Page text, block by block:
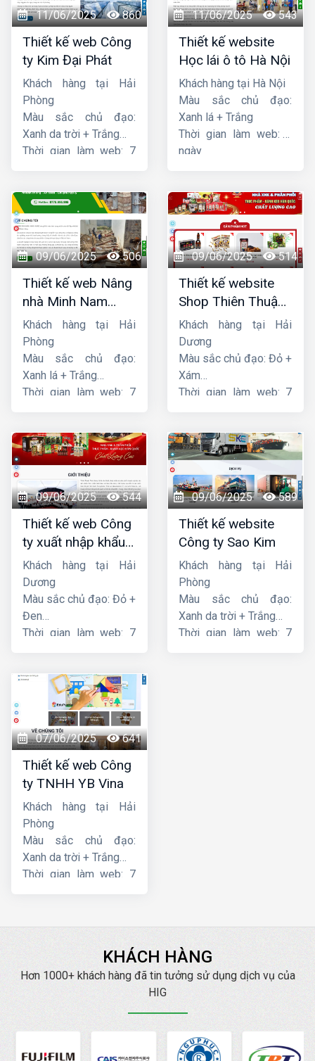
11/06/2025 860
Thiết kế web Công
ty Kim Đại Phát
Khách hàng tại Hải
Phòng
Màu sắc chủ đạo:
Xanh da trời + Trắng
Thời gian làm web: 7
11/06/2025 543
Thiết kế website
Học lái ô tô Hà Nội
Khách hàng tại Hà Nội
Màu sắc chủ đạo:
Xanh lá + Trắng
Thời gian làm web: 7
ngày
09/06/2025 506
Thiết kế web Nâng
nhà Minh Nam
Hoàng
Khách hàng tại Hải
Phòng
Màu sắc chủ đạo:
Xanh lá + Trắng
Thời gian làm web: 7
09/06/2025 514
Thiết kế website
Shop Thiên Thuận
Phát
Khách hàng tại Hải
Dương
Màu sắc chủ đạo: Đỏ +
Xám
Thời gian làm web: 7
09/06/2025 544
Thiết kế web Công
ty xuất nhập khẩu
Thiên Thuận Phát
Khách hàng tại Hải
Dương
Màu sắc chủ đạo: Đỏ +
Đen
Thời gian làm web: 7
09/06/2025 589
Thiết kế website
Công ty Sao Kim
Khách hàng tại Hải
Phòng
Màu sắc chủ đạo:
Xanh da trời + Trắng
Thời gian làm web: 7
07/06/2025 641
Thiết kế web Công
ty TNHH YB Vina
Khách hàng tại Hải
Phòng
Màu sắc chủ đạo:
Xanh da trời + Trắng
Thời gian làm web: 7
KHÁCH HÀNG
Hơn 1000+ khách hàng đã tin tưởng sử dụng dịch vụ của
HIG